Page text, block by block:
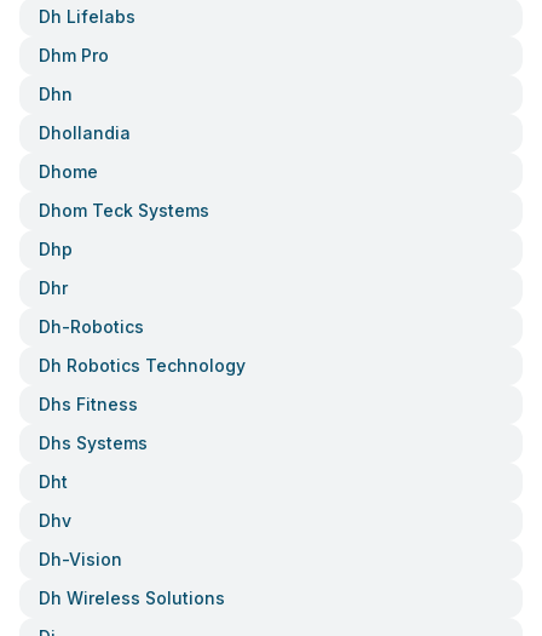
Dh Lifelabs
Dhm Pro
Dhn
Dhollandia
Dhome
Dhom Teck Systems
Dhp
Dhr
Dh-Robotics
Dh Robotics Technology
Dhs Fitness
Dhs Systems
Dht
Dhv
Dh-Vision
Dh Wireless Solutions